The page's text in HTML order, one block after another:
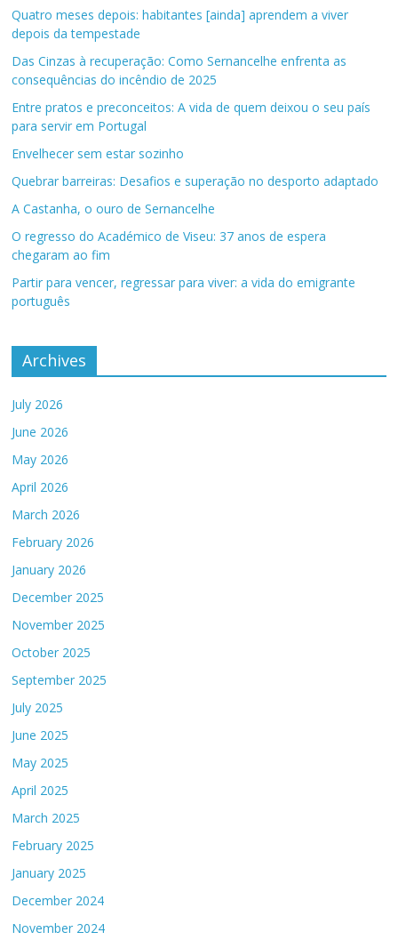
Quatro meses depois: habitantes [ainda] aprendem a viver
depois da tempestade
Das Cinzas à recuperação: Como Sernancelhe enfrenta as
consequências do incêndio de 2025
Entre pratos e preconceitos: A vida de quem deixou o seu país
para servir em Portugal
Envelhecer sem estar sozinho
Quebrar barreiras: Desafios e superação no desporto adaptado
A Castanha, o ouro de Sernancelhe
O regresso do Académico de Viseu: 37 anos de espera
chegaram ao fim
Partir para vencer, regressar para viver: a vida do emigrante
português
Archives
July 2026
June 2026
May 2026
April 2026
March 2026
February 2026
January 2026
December 2025
November 2025
October 2025
September 2025
July 2025
June 2025
May 2025
April 2025
March 2025
February 2025
January 2025
December 2024
November 2024